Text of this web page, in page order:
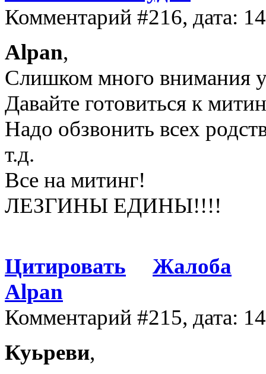
Комментарий #216, дата:
Alpan,
Слишком много внимания
Давайте готовиться к
Надо обзвонить всех
т.д.
Все на митинг!
ЛЕЗГИНЫ ЕДИНЫ!!!!
Цитировать
Жалоба
Alpan
Комментарий #215, дата:
Куьреви,